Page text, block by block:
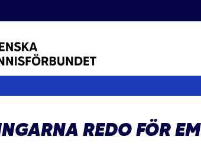
REDO FÖR EM